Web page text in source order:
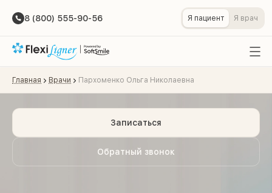
8 (800) 555-90-56 Я пациент Я врач
Главная Врачи Пархоменко Ольга Николаевна
Обратный звонок
Записаться